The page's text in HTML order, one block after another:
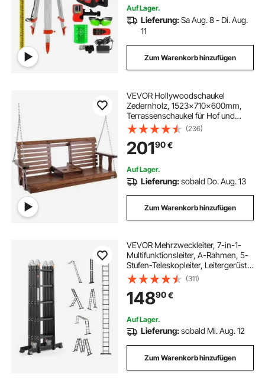
Auf Lager.
Lieferung:Sa Aug. 8 - Di. Aug.
11
Zum Warenkorb hinzufügen
VEVOR Hollywoodschaukel
Zedernholz, 1523x710x600mm,
Terrassenschaukel für Hof und
Garten, verbesserte Tragkraft von
ca. 400 kg, robuste
Schaukelstuhlbank mit
Aufhängeketten für den
Außenbereich, braun
(236)
20190€
Auf Lager.
Lieferung:sobald Do. Aug. 13
Zum Warenkorb hinzufügen
VEVOR Mehrzweckleiter, 7-in-1-
Multifunktionsleiter, A-Rahmen, 5-
Stufen-Teleskopleiter, Leitergerüst
5800 mm, verstellbare
Hochleistungsleiter, 150 kg
Tragkraft für den Außenbereich zu
Hause
(311)
14890€
Auf Lager.
Lieferung:sobald Mi. Aug. 12
Zum Warenkorb hinzufügen